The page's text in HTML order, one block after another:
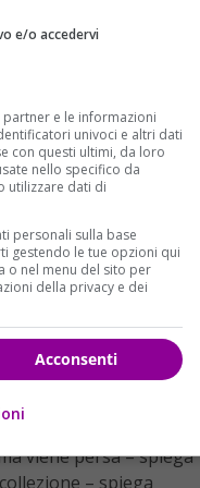
il Medio
dell’ambasciata
della Cia. Di
arsenale
di pericoli a quella
viene persa – spiega
– spiega
e/o accedervi
e le informazioni
univoci e altri dati
con questi ultimi, da loro
nello specifico da
utilizzare dati di
personali sulla base
gestendo le tue opzioni qui
o nel menu del sito per
della privacy e dei
Acconsenti